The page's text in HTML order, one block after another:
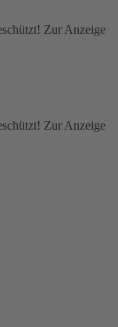
Zur Anzeige
Zur Anzeige